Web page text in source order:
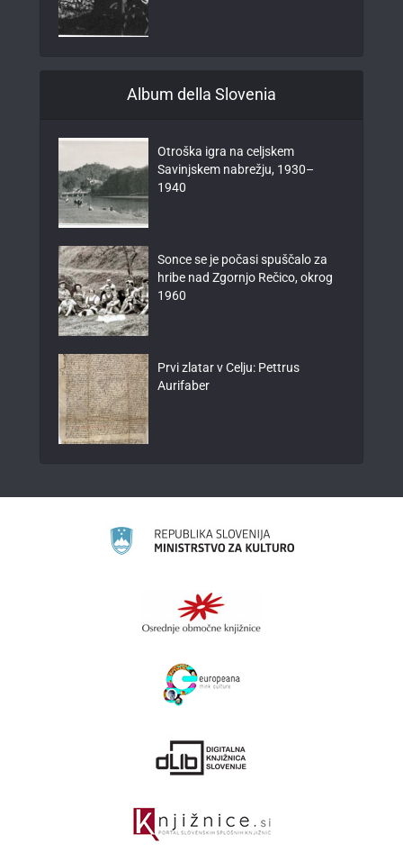
Album della Slovenia
Otroška igra na celjskem
Savinjskem nabrežju, 1930–
1940
Sonce se je počasi spuščalo za
hribe nad Zgornjo Rečico, okrog
1960
Prvi zlatar v Celju: Pettrus
Aurifaber